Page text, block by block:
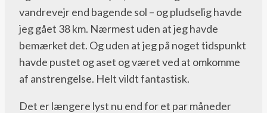
vandrevejr end bagende sol – og pludselig havde
jeg gået 38 km. Nærmest uden at jeg havde
bemærket det. Og uden at jeg på noget tidspunkt
havde pustet og aset og været ved at omkomme
af anstrengelse. Helt vildt fantastisk.
Det er længere lyst nu end for et par måneder